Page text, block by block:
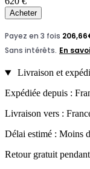
Acheter
Livraison et
Expédiée depuis :
Livraison vers :
Délai estimé : Moins
Retour gratuit